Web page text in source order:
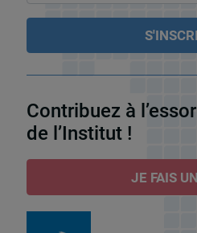
Contribuez à
de l’Institut !
JE FAIS